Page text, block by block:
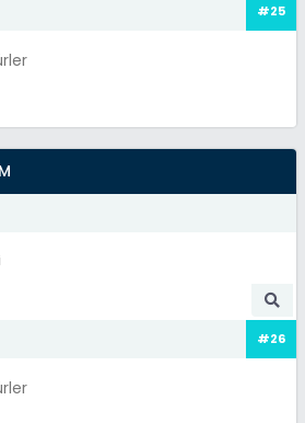
#25
#26